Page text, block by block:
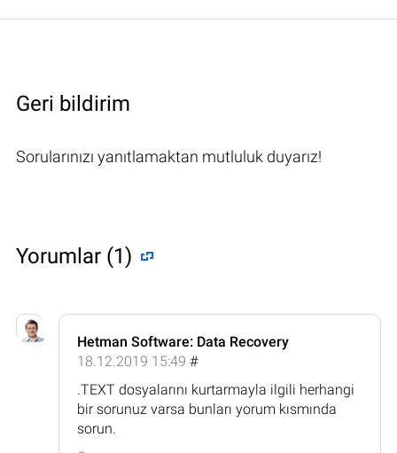
Geri bildirim
Sorularınızı yanıtlamaktan mutluluk duyarız!
Yorumlar (1)
Hetman Software: Data Recovery
18.12.2019 15:49 #
.TEXT dosyalarını kurtarmayla ilgili herhangi
bir sorunuz varsa bunları yorum kısmında
sorun.